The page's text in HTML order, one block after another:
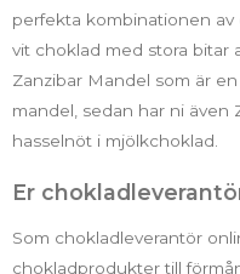
perfekta kombinationen
vit choklad med stora bitar
Zanzibar Mandel som är
mandel, sedan har ni även
Er
Som chokladleverantör
chokladprodukter till